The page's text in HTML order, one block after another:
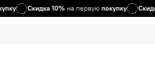
Скидка10%на первуюпокупку Скидка